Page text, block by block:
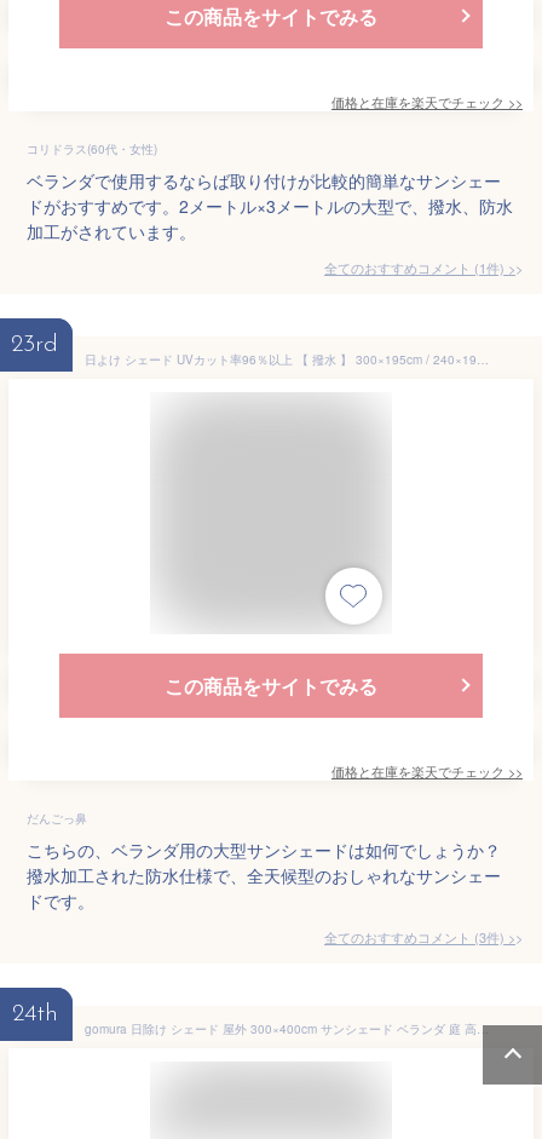
この商品をサイトでみる
価格と在庫を楽天でチェック >>
コリドラス(60代・女性)
ベランダで使用するならば取り付けが比較的簡単なサンシェー
ドがおすすめです。2メートル×3メートルの大型で、撥水、防水
加工がされています。
全てのおすすめコメント (1件) >
23rd
日よけ シェード UVカット率96％以上 【 撥水 】 300×195cm / 240×195cm / 195×195cm スクリーン オーニング サンシェード ベランダ 雨よけシェード 3m 大きいサイズ 大型 防水 ウオーターブロック 目隠し 紫外線 UV対策 省エネ 節約 節電 よしず タープ おしゃれ 柊
この商品をサイトでみる
価格と在庫を楽天でチェック >>
だんごっ鼻
こちらの、ベランダ用の大型サンシェードは如何でしょうか？
撥水加工された防水仕様で、全天候型のおしゃれなサンシェー
ドです。
全てのおすすめコメント (3件) >
24th
gomura 日除け シェード 屋外 300×400cm サンシェード ベランダ 庭 高密度420Dポリエステル 水洗い可能 紫外線 98%カット 防水 デッキ